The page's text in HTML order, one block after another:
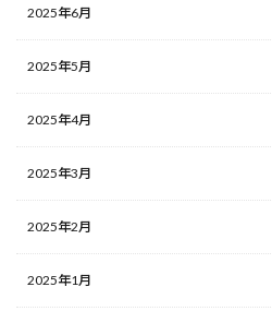
2025年6月
2025年5月
2025年4月
2025年3月
2025年2月
2025年1月